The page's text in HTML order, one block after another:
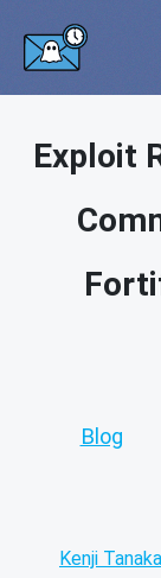
Exploit
Blog
Kenji Tanaka